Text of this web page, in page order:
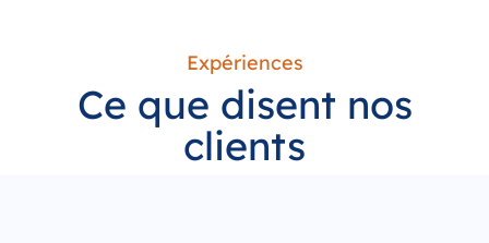
Expériences
Ce que disent nos
clients